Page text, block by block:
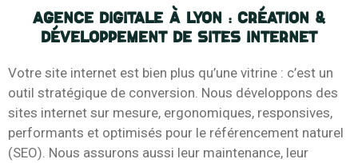
Agence digitale à Lyon : Création &
développement de sites internet
Votre site internet est bien plus qu’une vitrine : c’est un
outil stratégique de conversion. Nous développons des
sites internet sur mesure, ergonomiques, responsives,
performants et optimisés pour le référencement naturel
(SEO). Nous assurons aussi leur maintenance, leur